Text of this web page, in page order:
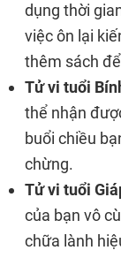
dụng thời
việc ôn lại
thêm sách
Tử vi tuổi
thể nhận
buổi chiều
chừng.
Tử vi tuổi
của bạn vô
chữa lành